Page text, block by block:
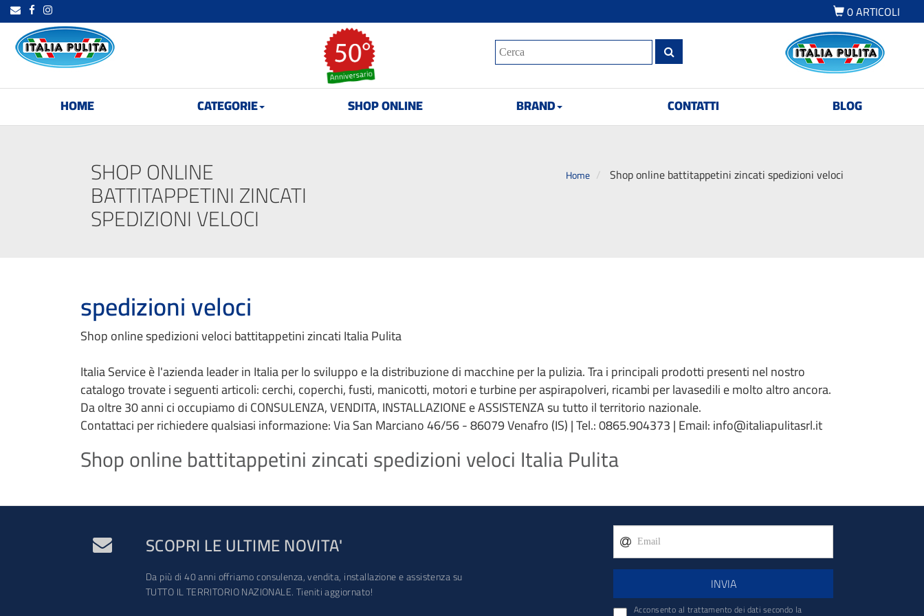
0ARTICOLI
HOME CATEGORIE SHOP ONLINE BRAND CONTATTI BLOG
SHOP ONLINE
BATTITAPPETINI ZINCATI
SPEDIZIONI VELOCI
Home Shop online battitappetini zincati spedizioni veloci
spedizioni veloci
Shop online spedizioni veloci battitappetini zincati Italia Pulita
Italia Service è l'azienda leader in Italia per lo sviluppo e la distribuzione di macchine per la pulizia. Tra i principali prodotti presenti nel nostro
catalogo trovate i seguenti articoli: cerchi, coperchi, fusti, manicotti, motori e turbine per aspirapolveri, ricambi per lavasedili e molto altro ancora.
Da oltre 30 anni ci occupiamo di CONSULENZA, VENDITA, INSTALLAZIONE e ASSISTENZA su tutto il territorio nazionale.
Contattaci per richiedere qualsiasi informazione: Via San Marciano 46/56 - 86079 Venafro (IS) | Tel.: 0865.904373 | Email: info@italiapulitasrl.it
Shop online battitappetini zincati spedizioni veloci Italia Pulita
SCOPRI LE ULTIME NOVITA'
Da più di 40 anni offriamo consulenza, vendita, installazione e assistenza su
TUTTO IL TERRITORIO NAZIONALE. Tieniti aggiornato!
INVIA
Acconsento al trattamento dei dati secondo la